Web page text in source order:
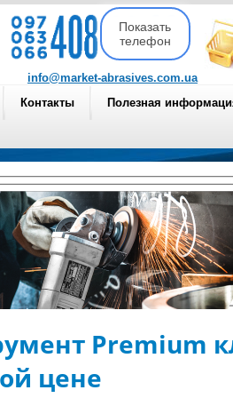
Показать
телефон
info@market-abrasives.com.ua
Контакты Полезная
Premium
цене